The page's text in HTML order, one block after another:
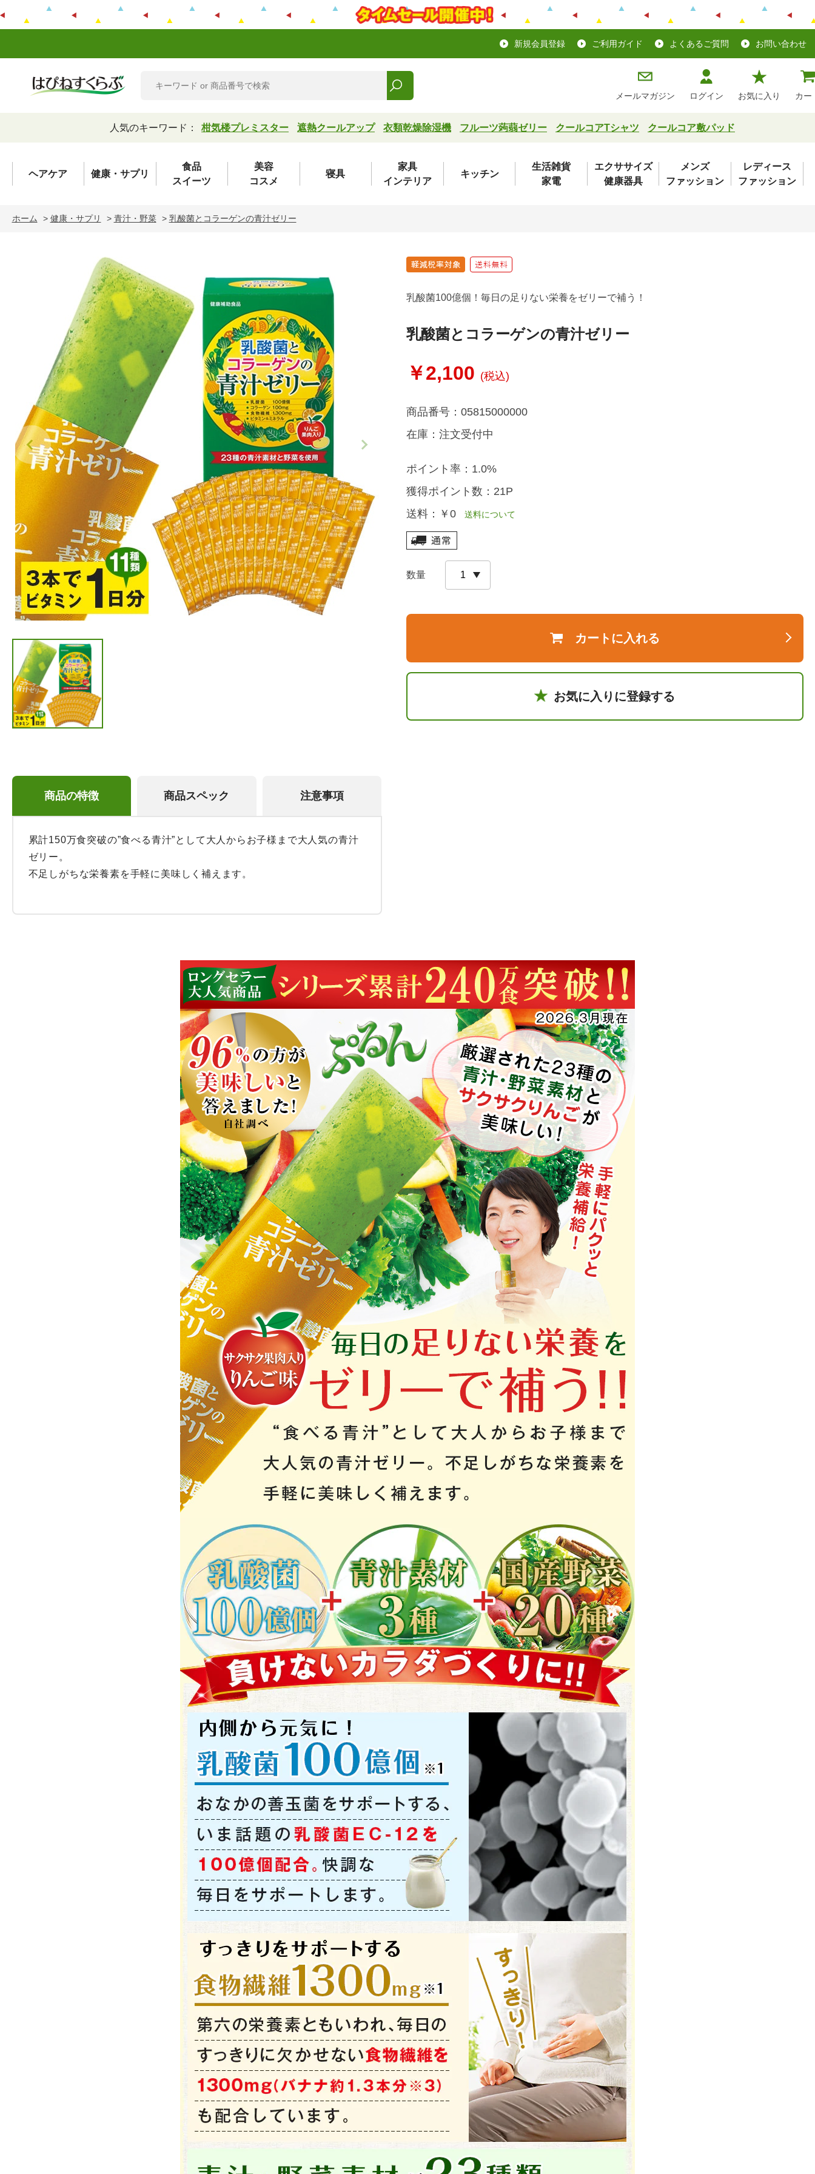
新規会員登録 ご利用ガイド よくあるご質問 お問い合わせ
メールマガジン ログイン お気に入り カー
人気のキーワード： 柑気楼プレミスター 遮熱クールアップ 衣類乾燥除湿機 フルーツ蒟蒻ゼリー クールコアTシャツ クールコア敷パッド
ヘアケア 健康・サプリ
食品
スイーツ
美容
コスメ
寝具
家具
インテリア
キッチン
生活雑貨
家電
エクササイズ
健康器具
メンズ
ファッション
レディース
ファッション
ホーム > 健康・サプリ > 青汁・野菜 > 乳酸菌とコラーゲンの青汁ゼリー
商品の特徴 商品スペック 注意事項
累計150万食突破の”食べる青汁”として大人からお子様まで大人気の青汁
ゼリー。
不足しがちな栄養素を手軽に美味しく補えます。
乳酸菌100億個！毎日の足りない栄養をゼリーで補う！
乳酸菌とコラーゲンの青汁ゼリー
￥2,100 (税込)
商品番号： 05815000000
在庫： 注文受付中
ポイント率： 1.0%
獲得ポイント数： 21P
送料： ￥0送料について
数量
カートに入れる
お気に入りに登録する